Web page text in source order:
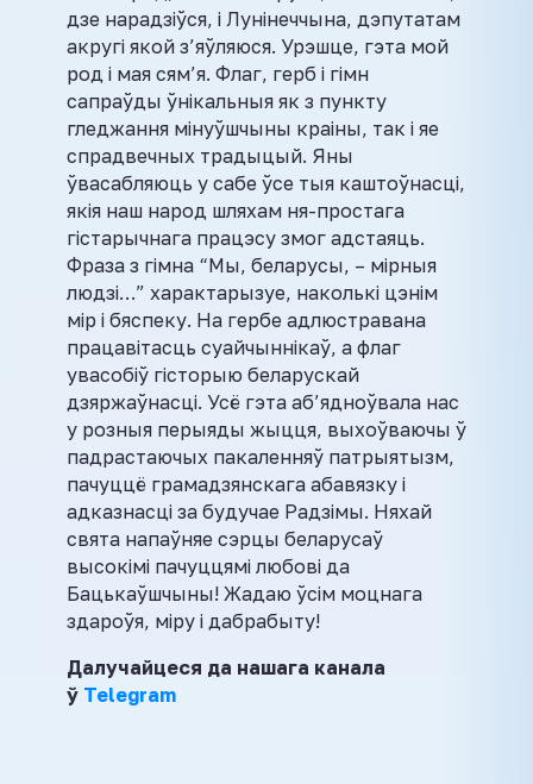
дзе нарадзіўся, і Лунінеччына, дэпутатам
акругі якой з’яўляюся. Урэшце, гэта мой
род і мая сям’я. Флаг, герб і гімн
сапраўды ўнікальныя як з пункту
гледжання мінуўшчыны краіны, так і яе
спрадвечных традыцый. Яны
ўвасабляюць у сабе ўсе тыя каштоўнасці,
якія наш народ шляхам ня-простага
гістарычнага працэсу змог адстаяць.
Фраза з гімна “Мы, беларусы, – мірныя
людзі…” характарызуе, наколькі цэнім
мір і бяспеку. На гербе адлюстравана
працавітасць суайчыннікаў, а флаг
увасобіў гісторыю беларускай
дзяржаўнасці. Усё гэта аб’ядноўвала нас
у розныя перыяды жыцця, выхоўваючы ў
падрастаючых пакаленняў патрыятызм,
пачуццё грамадзянскага абавязку і
адказнасці за будучае Радзімы. Няхай
свята напаўняе сэрцы беларусаў
высокімі пачуццямі любові да
Бацькаўшчыны! Жадаю ўсім моцнага
здароўя, міру і дабрабыту!
Далучайцеся да нашага канала
ў Telegram